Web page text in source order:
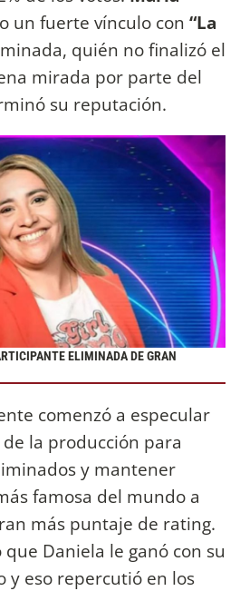
un fuerte vínculo con “La
quién no finalizó el
mirada por parte del
su reputación.
ELIMINADA DE GRAN
comenzó a especular
la producción para
y mantener
famosa del mundo a
más puntaje de rating.
que Daniela le ganó con su
y eso repercutió en los